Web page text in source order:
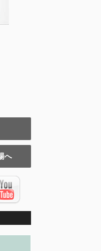
へ